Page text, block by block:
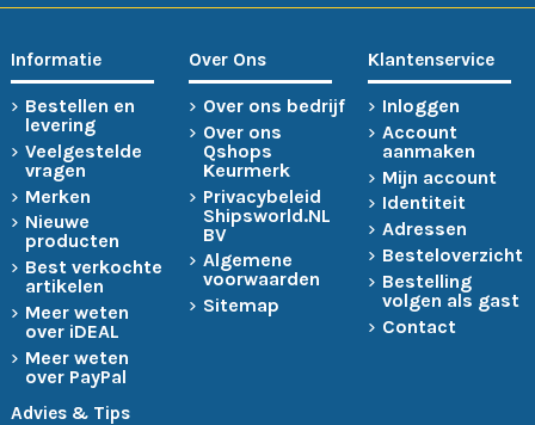
Informatie
Bestellen en
levering
Veelgestelde
vragen
Merken
Nieuwe
producten
Best verkochte
artikelen
Meer weten
over iDEAL
Meer weten
over PayPal
Over Ons
Over ons bedrijf
Over ons
Qshops
Keurmerk
Privacybeleid
Shipsworld.NL
BV
Algemene
voorwaarden
Sitemap
Klantenservice
Inloggen
Account
aanmaken
Mijn account
Identiteit
Adressen
Besteloverzicht
Bestelling
volgen als gast
Contact
Advies & Tips